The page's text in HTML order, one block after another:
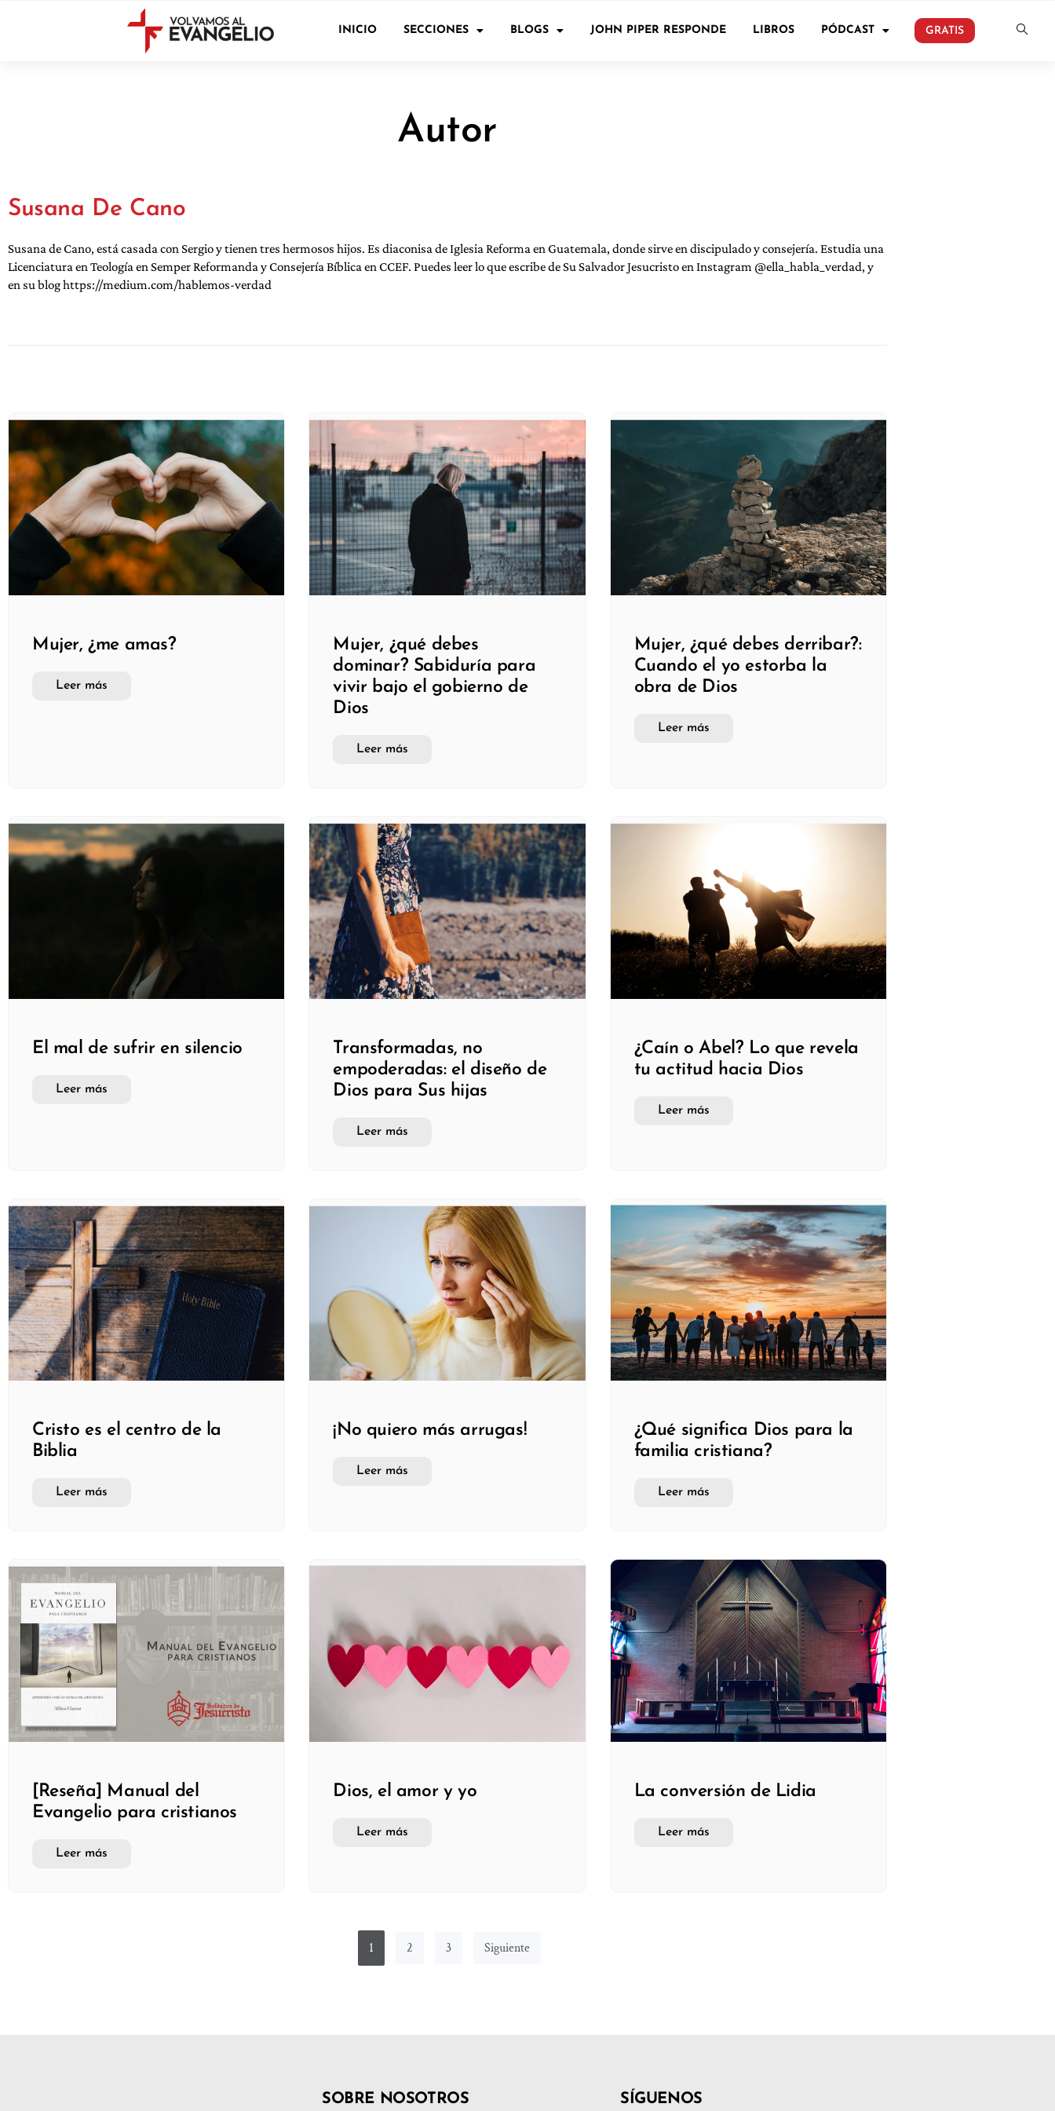
INICIO SECCIONES BLOGS JOHN PIPER RESPONDE LIBROS PÓDCAST GRATIS
Autor
Susana De Cano
Susana de Cano, está casada con Sergio y tienen tres hermosos hijos. Es diaconisa de Iglesia Reforma en Guatemala, donde sirve en discipulado y consejería. Estudia una
Licenciatura en Teología en Semper Reformanda y Consejería Bíblica en CCEF. Puedes leer lo que escribe de Su Salvador Jesucristo en Instagram @ella_habla_verdad, y
en su blog https://medium.com/hablemos-verdad
Mujer, ¿me amas?
Leer más
Mujer, ¿qué debes
dominar? Sabiduría para
vivir bajo el gobierno de
Dios
Leer más
Mujer, ¿qué debes derribar?:
Cuando el yo estorba la
obra de Dios
Leer más
El mal de sufrir en silencio
Leer más
Transformadas, no
empoderadas: el diseño de
Dios para Sus hijas
Leer más
¿Caín o Abel? Lo que revela
tu actitud hacia Dios
Leer más
Cristo es el centro de la
Biblia
Leer más
¡No quiero más arrugas!
Leer más
¿Qué significa Dios para la
familia cristiana?
Leer más
[Reseña] Manual del
Evangelio para cristianos
Leer más
Dios, el amor y yo
Leer más
La conversión de Lidia
Leer más
1 2 3 Siguiente
SOBRE NOSOTROS SÍGUENOS